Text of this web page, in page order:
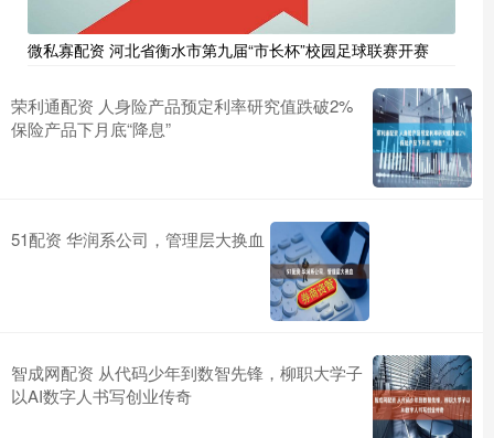
微私寡配资 河北省衡水市第九届“市长杯”校园足球联赛开赛
荣利通配资 人身险产品预定利率研究值跌破2%
保险产品下月底“降息”
51配资 华润系公司，管理层大换血
智成网配资 从代码少年到数智先锋，柳职大学子
以AI数字人书写创业传奇